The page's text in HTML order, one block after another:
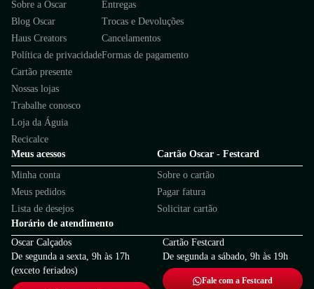
Sobre a Oscar
Blog Oscar
Haus Creators
Política de privacidade
Cartão presente
Nossas lojas
Trabalhe conosco
Loja da Águia
Recicalce
Entregas
Trocas e Devoluções
Cancelamentos
Formas de pagamento
Meus acessos
Minha conta
Meus pedidos
Lista de desejos
Cartão Oscar - Festcard
Sobre o cartão
Pagar fatura
Solicitar cartão
Horário de atendimento
Oscar Calçados
De segunda a sexta, 9h às 17h
(exceto feriados)
Cartão Festcard
De segunda a sábado, 9h às 19h
Fale com a Festcard